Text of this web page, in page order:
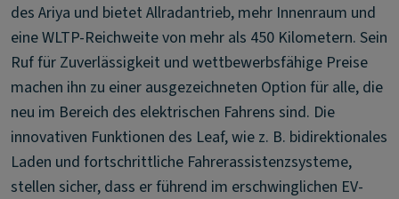
des Ariya und bietet Allradantrieb, mehr Innenraum und
eine WLTP-Reichweite von mehr als 450 Kilometern. Sein
Ruf für Zuverlässigkeit und wettbewerbsfähige Preise
machen ihn zu einer ausgezeichneten Option für alle, die
neu im Bereich des elektrischen Fahrens sind. Die
innovativen Funktionen des Leaf, wie z. B. bidirektionales
Laden und fortschrittliche Fahrerassistenzsysteme,
stellen sicher, dass er führend im erschwinglichen EV-